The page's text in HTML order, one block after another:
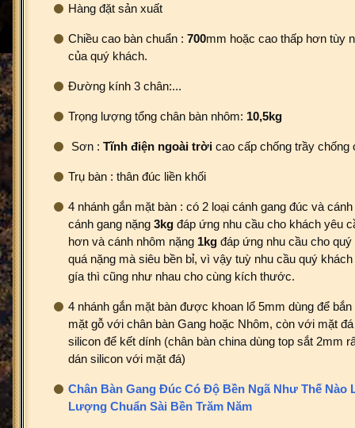
Hàng đặt sản xuất
Chiều cao bàn chuẩn : 700mm hoặc cao thấp hơn tùy
của quý khách.
Đường kính 3 chân:...
Trọng lượng tổng chân bàn nhôm: 10,5kg
Sơn : Tĩnh điện ngoài trời cao cấp chống trầy chống
Trụ bàn : thân đúc liền khối
4 nhánh gắn mặt bàn : có 2 loại cánh gang đúc và
cánh gang nặng 3kg đáp ứng nhu cầu cho khách yêu
hơn và cánh nhôm nặng 1kg đáp ứng nhu cầu cho
quá nặng mà siêu bền bỉ, vì vậy tuỳ nhu cầu quý
gía thì cũng như nhau cho cùng kích thước.
4 nhánh gắn mặt bàn được khoan lổ 5mm dùng để
mặt gỗ với chân bàn Gang hoặc Nhôm, còn với mặt
silicon để kết dính (chân bàn china dùng top sắt 2mm
dán silicon với mặt đá)
Chân Bàn Gang Đúc Có Độ Bền Ngã Như Thế Nào
Lượng Chuẩn Sài Bền Trăm Năm